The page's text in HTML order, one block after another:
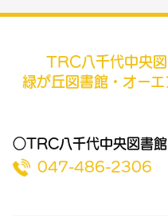
TRC八千代中央図
緑が丘図書館・オー
○TRC八千代中央図書館
047-486-2306